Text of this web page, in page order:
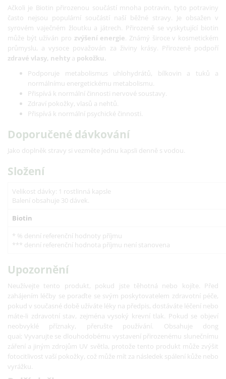
Ačkoli je Biotin přirozenou součástí mnoha potravin, tyto potraviny
často nejsou populární součástí naší běžné stravy. Je obsažen v
syrovém vaječném žloutku a játrech. Přirozeně se vyskytující biotin
může být užíván pro zvýšení energie. Známý široce v kosmetickém
průmyslu, a vysoce považován za živiny krásy. Přirozeně podpoří
zdravé vlasy, nehty a pokožku.
Podporuje metabolismus uhlohydrátů, bílkovin a tuků a
normálnímu energetickému metabolismu.
Přispívá k normální činnosti nervové soustavy.
Zdraví pokožky, vlasů a nehtů.
Přispívá k normální psychické činnosti.
Doporučené dávkování
Jako doplněk stravy si vezměte jednu kapsli denně s vodou.
Složení
Velikost dávky: 1 rostlinná kapsle
Balení obsahuje 30 dávek.
Biotin
* % denní referenční hodnoty příjmu
*** denní referenční hodnota příjmu není stanovena
Upozornění
Neužívejte tento produkt, pokud jste těhotná nebo kojíte.
Před
zahájením léčby se poraďte se svým poskytovatelem zdravotní péče,
pokud v současné době užíváte léky na předpis, dostáváte léčení nebo
máte-li zdravotní stav, zejména vysoký krevní tlak. Pokud se objeví
neobvyklé příznaky, přerušte používání.
Obsahuje dong
quai; Vyvarujte se dlouhodobému vystavení přirozenému slunečnímu
záření a jiným zdrojům UV světla, protože tento produkt může zvýšit
fotocitlivost vaší pokožky, což může mít za následek spálení kůže nebo
vyrážku.